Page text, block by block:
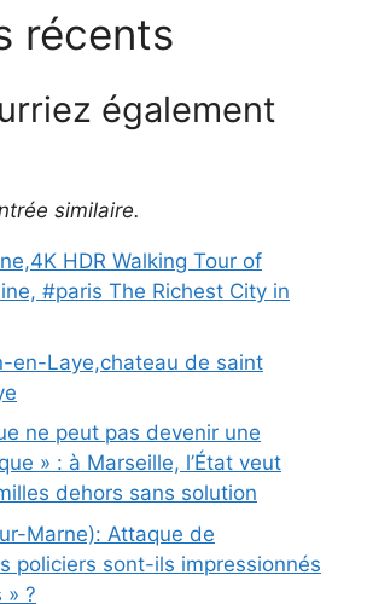
récents
également
similaire.
HDR Walking Tour of
#paris The Richest City in
en-Laye,chateau de saint
ne peut pas devenir une
» : à Marseille, l’État veut
dehors sans solution
Marne): Attaque de
policiers sont-ils impressionnés
» ?